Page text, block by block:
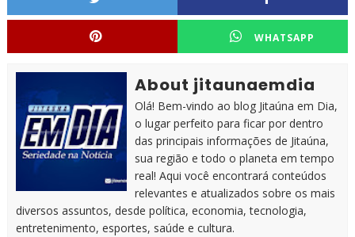
WHATSAPP
About jitaunaemdia
Olá! Bem-vindo ao blog Jitaúna em Dia,
o lugar perfeito para ficar por dentro
das principais informações de Jitaúna,
sua região e todo o planeta em tempo
real! Aqui você encontrará conteúdos
relevantes e atualizados sobre os mais
diversos assuntos, desde política, economia, tecnologia,
entretenimento, esportes, saúde e cultura.